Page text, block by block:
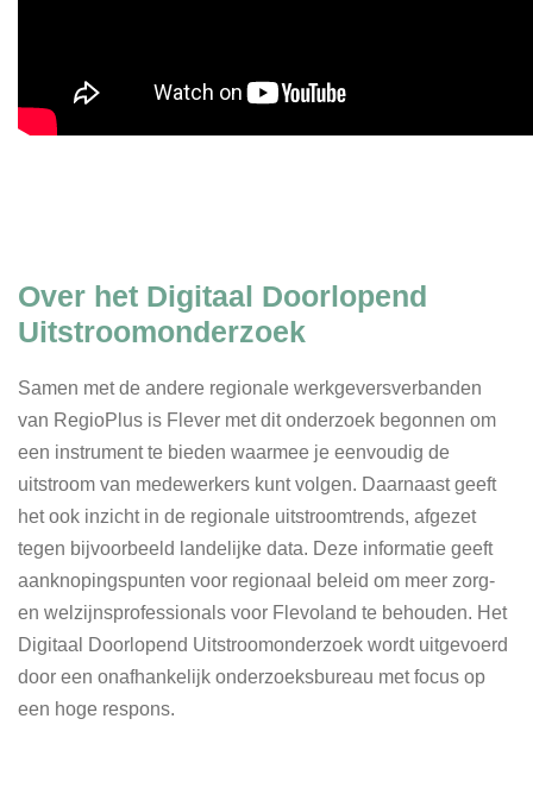
Over het Digitaal Doorlopend
Uitstroomonderzoek
Samen met de andere regionale werkgeversverbanden
van RegioPlus is Flever met dit onderzoek begonnen om
een instrument te bieden waarmee je eenvoudig de
uitstroom van medewerkers kunt volgen. Daarnaast geeft
het ook inzicht in de regionale uitstroomtrends, afgezet
tegen bijvoorbeeld landelijke data. Deze informatie geeft
aanknopingspunten voor regionaal beleid om meer zorg-
en welzijnsprofessionals voor Flevoland te behouden. Het
Digitaal Doorlopend Uitstroomonderzoek wordt uitgevoerd
door een onafhankelijk onderzoeksbureau met focus op
een hoge respons.